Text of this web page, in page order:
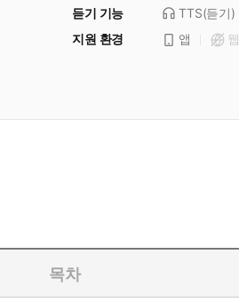
듣기 기능 TTS(듣기)
지원 환경 앱 웹
목차